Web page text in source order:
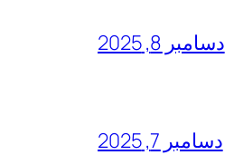
دسامبر 8, 2025
دسامبر 7, 2025